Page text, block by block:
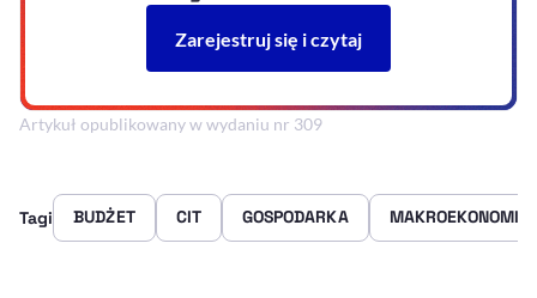
Artykuł opublikowany w wydaniu nr 309
Tagi BUDŻET CIT GOSPODARKA MAKROEKONOMIA